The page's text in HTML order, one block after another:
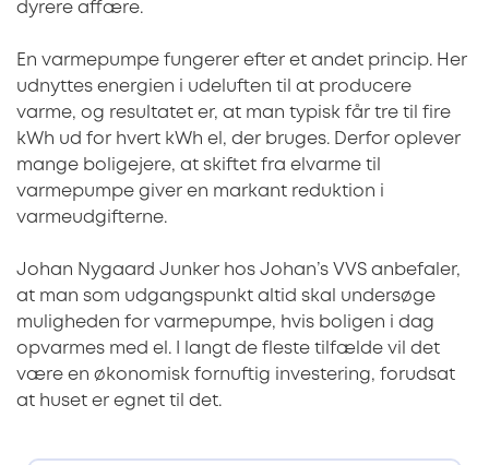
dyrere affære.
En varmepumpe fungerer efter et andet princip. Her
udnyttes energien i udeluften til at producere
varme, og resultatet er, at man typisk får tre til fire
kWh ud for hvert kWh el, der bruges. Derfor oplever
mange boligejere, at skiftet fra elvarme til
varmepumpe giver en markant reduktion i
varmeudgifterne.
Johan Nygaard Junker hos Johan’s VVS anbefaler,
at man som udgangspunkt altid skal undersøge
muligheden for varmepumpe, hvis boligen i dag
opvarmes med el. I langt de fleste tilfælde vil det
være en økonomisk fornuftig investering, forudsat
at huset er egnet til det.